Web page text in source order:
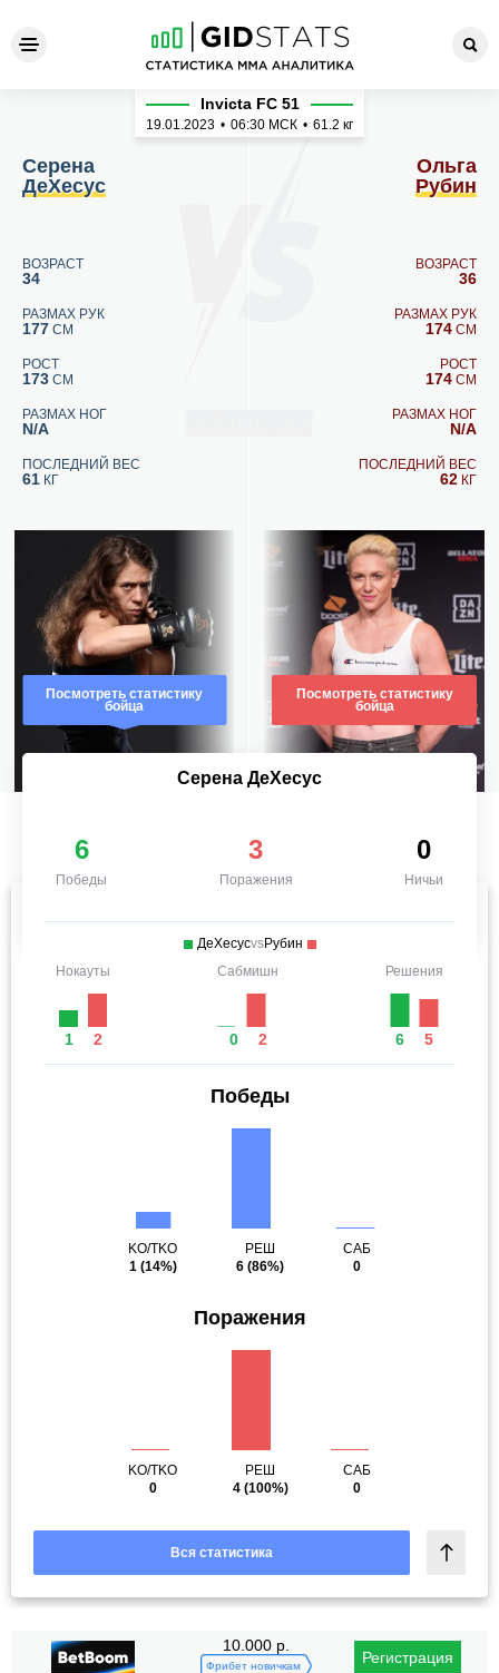
Серена ДеХесус - Ольга
Серена
ДеХесус
ВОЗРАСТ
34
РАЗМАХ РУК
177 СМ
РОСТ
173 СМ
РАЗМАХ НОГ
N/A
ПОСЛЕДНИЙ ВЕС
61 КГ
Посмотреть статистику
бойца
Invicta FC 51
19.01.2023 • 06:30 МСК • 61.2 кг
Ольга
Рубин
ВОЗРАСТ
36
РАЗМАХ РУК
174 СМ
РОСТ
174 СМ
РАЗМАХ НОГ
N/A
ПОСЛЕДНИЙ ВЕС
62 КГ
Посмотреть статистику
бойца
Серена ДеХесус
6
Победы
3
Поражения
0
Ничьи
ДеХесусvsРубин
Нокауты
1 2
Сабмишн
0 2
Решения
6 5
Победы
KO/TKO
1(14%)
РЕШ
6 (86%)
САБ
0
Поражения
KO/TKO
0
РЕШ
4(100%)
САБ
0
Вся статистика
10.000 р.
Фрибет новичкам Регистрация